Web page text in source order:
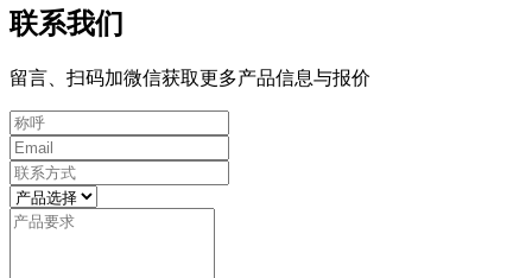
联系我们
留言、扫码加微信获取更多产品信息与报价